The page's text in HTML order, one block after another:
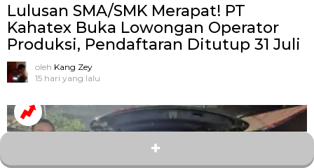
Lulusan SMA/SMK Merapat! PT
Kahatex Buka Lowongan Operator
Produksi, Pendaftaran Ditutup 31 Juli
oleh Kang Zey
15 hari yang lalu